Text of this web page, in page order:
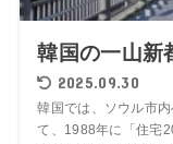
韓国の一山新
2025.09.30
韓国では、ソウル市
て、1988年に「住宅